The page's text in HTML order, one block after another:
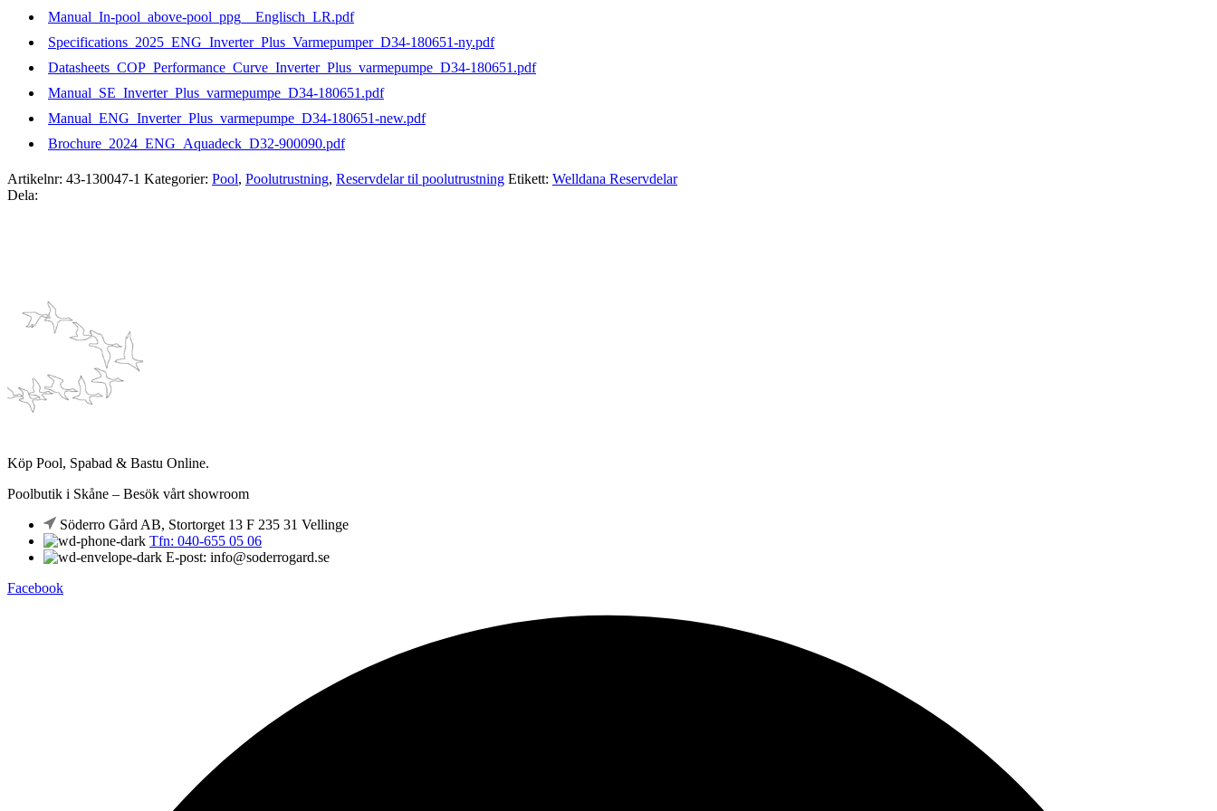
Manual_In-pool_above-pool_ppg__Englisch_LR.pdf
Specifications_2025_ENG_Inverter_Plus_Varmepumper_D34-180651-ny.pdf
Datasheets_COP_Performance_Curve_Inverter_Plus_varmepumpe_D34-180651.pdf
Manual_SE_Inverter_Plus_varmepumpe_D34-180651.pdf
Manual_ENG_Inverter_Plus_varmepumpe_D34-180651-new.pdf
Brochure_2024_ENG_Aquadeck_D32-900090.pdf
Artikelnr: 43-130047-1 Kategorier: Pool, Poolutrustning, Reservdelar til poolutrustning Etikett: Welldana Reservdelar
Dela:
Köp Pool, Spabad & Bastu Online.
Poolbutik i Skåne – Besök vårt showroom
Söderro Gård AB, Stortorget 13 F 235 31 Vellinge
Tfn: 040-655 05 06
E-post: info@soderrogard.se
Facebook